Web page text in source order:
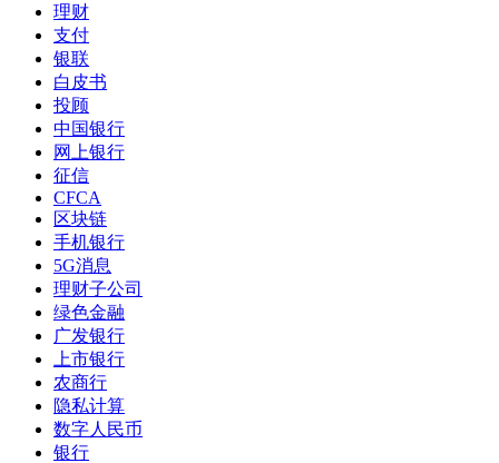
理财
支付
银联
白皮书
投顾
中国银行
网上银行
征信
CFCA
区块链
手机银行
5G消息
理财子公司
绿色金融
广发银行
上市银行
农商行
隐私计算
数字人民币
银行